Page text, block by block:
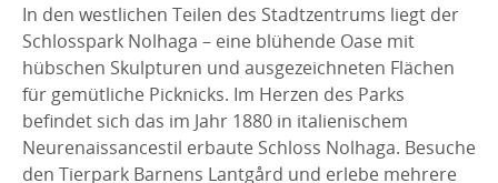
In den westlichen Teilen des Stadtzentrums liegt der
Schlosspark Nolhaga – eine blühende Oase mit
hübschen Skulpturen und ausgezeichneten Flächen
für gemütliche Picknicks. Im Herzen des Parks
befindet sich das im Jahr 1880 in italienischem
Neurenaissancestil erbaute Schloss Nolhaga. Besuche
den Tierpark Barnens Lantgård und erlebe mehrere